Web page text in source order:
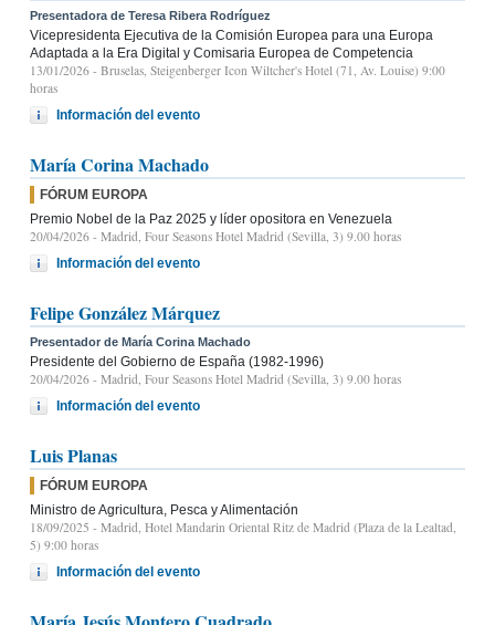
Presentadora de Teresa Ribera Rodríguez
Vicepresidenta Ejecutiva de la Comisión Europea para una Europa
Adaptada a la Era Digital y Comisaria Europea de Competencia
13/01/2026 - Bruselas, Steigenberger Icon Wiltcher's Hotel (71, Av. Louise) 9:00
horas
Información del evento
María Corina Machado
FÓRUM EUROPA
Premio Nobel de la Paz 2025 y líder opositora en Venezuela
20/04/2026 - Madrid, Four Seasons Hotel Madrid (Sevilla, 3) 9.00 horas
Información del evento
Felipe González Márquez
Presentador de María Corina Machado
Presidente del Gobierno de España (1982-1996)
20/04/2026 - Madrid, Four Seasons Hotel Madrid (Sevilla, 3) 9.00 horas
Información del evento
Luis Planas
FÓRUM EUROPA
Ministro de Agricultura, Pesca y Alimentación
18/09/2025 - Madrid, Hotel Mandarin Oriental Ritz de Madrid (Plaza de la Lealtad,
5) 9:00 horas
Información del evento